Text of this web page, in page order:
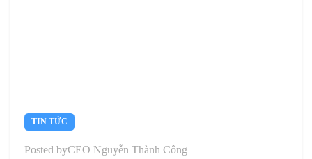
TIN TỨC
Posted byCEO Nguyễn Thành Công